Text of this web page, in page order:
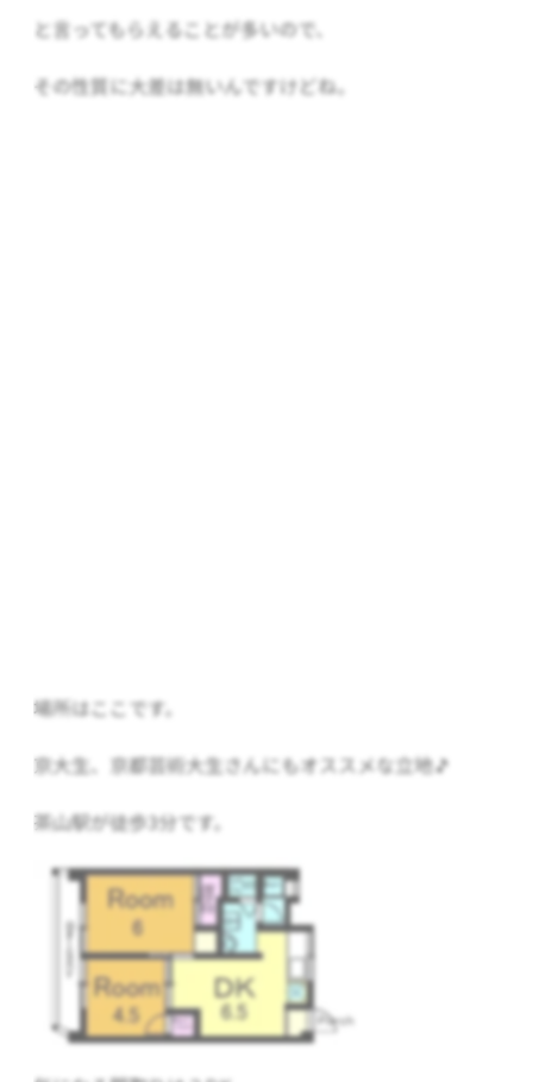
と言ってもらえることが多いので、
その性質に大差は無いんですけどね。
場所はここです。
京大生、京都芸術大生さんにもオススメな立地🎵
茶山駅が徒歩3分です。